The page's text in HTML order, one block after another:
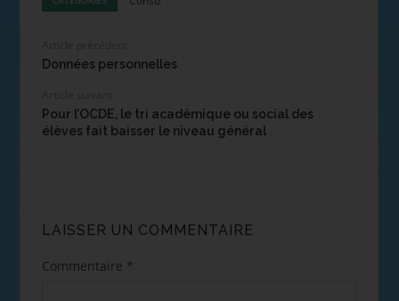
Données personnelles
Pour l’OCDE, le tri académique ou social des
élèves fait baisser le niveau général
LAISSER UN COMMENTAIRE
Commentaire *